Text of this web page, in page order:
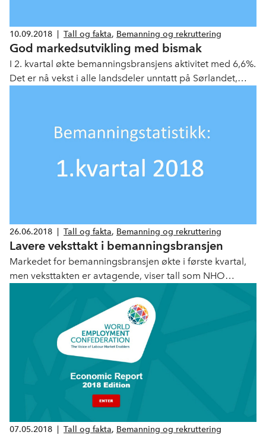
10.09.2018 Tall og fakta, Bemanning og rekruttering
God markedsutvikling med bismak
I 2. kvartal økte bemanningsbransjens aktivitet med 6,6%.
Det er nå vekst i alle landsdeler unntatt på Sørlandet,
26.06.2018 Tall og fakta, Bemanning og rekruttering
Lavere veksttakt i bemanningsbransjen
Markedet for bemanningsbransjen økte i første kvartal,
men veksttakten er avtagende, viser tall som NHO
Midt-Norge opplever tilbakegang.
07.05.2018 Tall og fakta, Bemanning og rekruttering